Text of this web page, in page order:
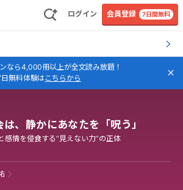
ログイン 会員登録 7日間無料
なら4,000冊以上が全文読み放題！
無料体験はこちらから
は、静かにあなたを「呪う」
感情を侵食する“見えない力”の正体